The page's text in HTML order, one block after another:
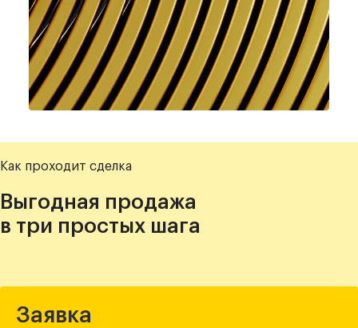
Как проходит сделка
Выгодная продажа
в три простых шага
Заявка